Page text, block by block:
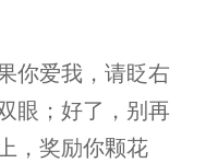
你爱我，请眨右
眼；好了，别再
，奖励你颗花